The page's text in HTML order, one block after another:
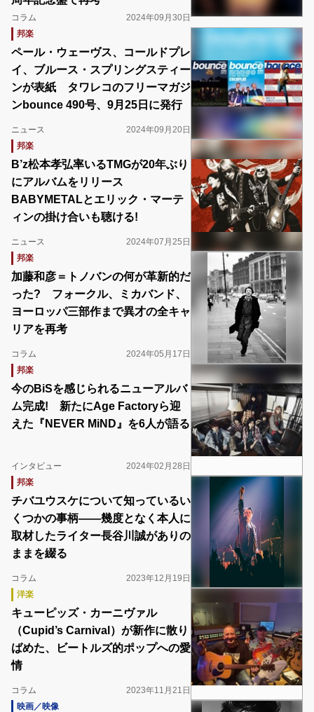
コラム
2024年09月30日
邦楽
ペール・ウェーヴス、コールドプレ
イ、ブルース・スプリングスティー
ンが表紙 タワレコのフリーマガジ
ンbounce 490号、9月25日に発行
ニュース
2024年09月20日
邦楽
B’z松本孝弘率いるTMGが20年ぶり
にアルバムをリリース
BABYMETALとエリック・マーテ
ィンの掛け合いも聴ける!
ニュース
2024年07月25日
邦楽
加藤和彦＝トノバンの何が革新的だ
った? フォークル、ミカバンド、
ヨーロッパ三部作まで異才の全キャ
リアを再考
コラム
2024年05月17日
邦楽
今のBiSを感じられるニューアルバ
ム完成! 新たにAge Factoryら迎
えた『NEVER MiND』を6人が語る
インタビュー
2024年02月28日
邦楽
チバユウスケについて知っているい
くつかの事柄――幾度となく本人に
取材したライター長谷川誠がありの
ままを綴る
コラム
2023年12月19日
洋楽
キューピッズ・カーニヴァル
（Cupid’s Carnival）が新作に散り
ばめた、ビートルズ的ポップへの愛
情
コラム
2023年11月21日
映画／映像